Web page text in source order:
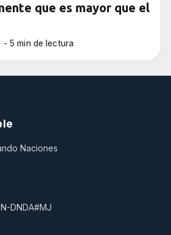
que es mayor que el
5 min de lectura
Naciones
DNDA#MJ